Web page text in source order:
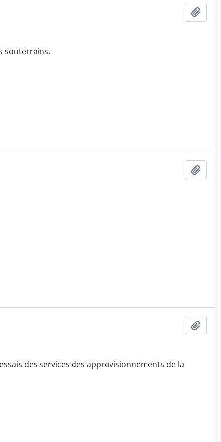
souterrains.
des services des approvisionnements de la